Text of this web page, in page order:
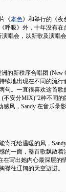
《本色》和举行的《夜
呼吸》外，十年没有在
唱会，以新歌及演唱
的新秩序合唱团 (New
续地出现在不同的流行
句。一直很喜欢这首歌
不安分MIX)”2种不同的
风，Sandy 在音乐录
托给温暖的风，
的一面，整首歌飘散着
在写出她内心最深层
襟往辽阔的天空迈进。